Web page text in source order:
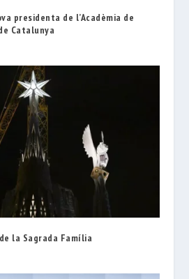
presidenta de l’Acadèmia de
Catalunya
la Sagrada Família